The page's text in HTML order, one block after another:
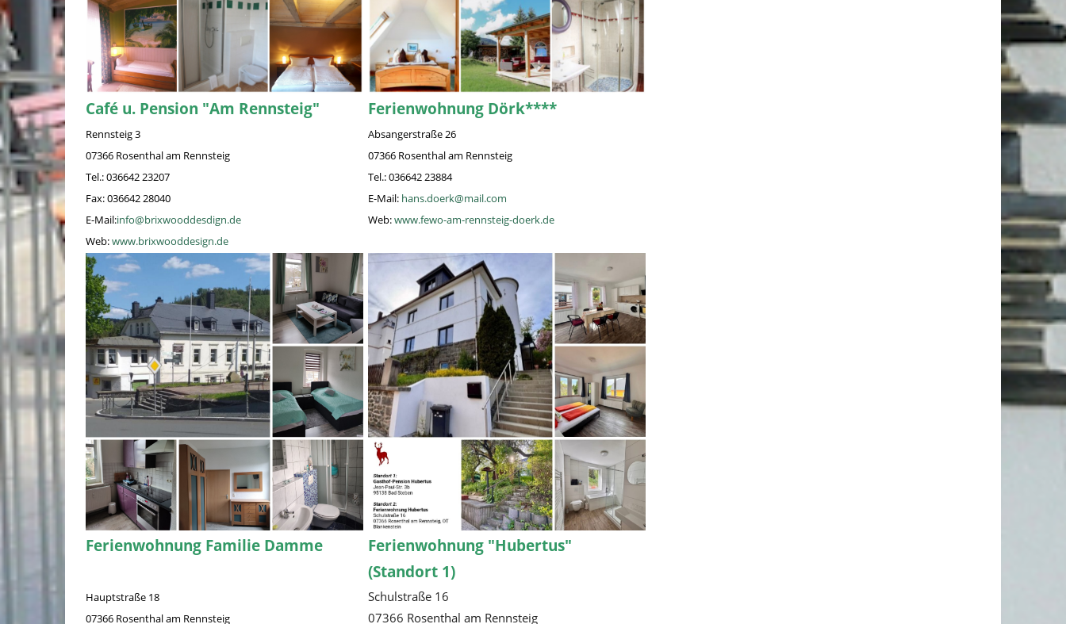
Café u. Pension "Am Rennsteig" Ferienwohnung Dörk****
Rennsteig 3
07366 Rosenthal am Rennsteig
Tel.: 036642 23207
Fax: 036642 28040
E-Mail:info@brixwooddesdign.de
Web:www.brixwooddesign.de
Absangerstraße 26
07366 Rosenthal am Rennsteig
Tel.: 036642 23884
E-Mail: hans.doerk@mail.com
Web:www.fewo-am-rennsteig-doerk.de
Ferienwohnung Familie Damme
Ferienwohnung "Hubertus"
(Standort 1)
Hauptstraße 18
07366 Rosenthal am Rennsteig
Schulstraße 16
07366 Rosenthal am Rennsteig